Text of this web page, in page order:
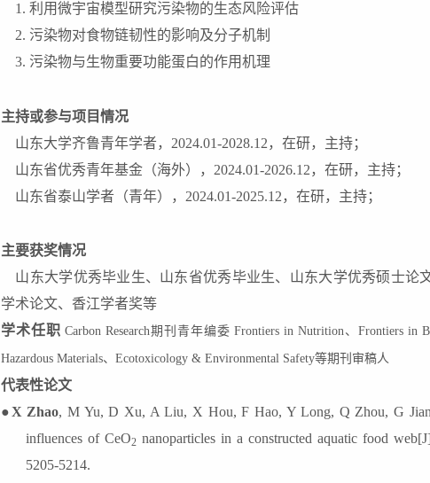
1.利用微宇宙模型研究污染物的生态风险评估
2. 污染物对食物链韧性的影响及分子机制
3. 污染物与生物重要功能蛋白的作用机理
主持或参与项目情况
山东大学齐鲁青年学者， 2024.01-2028.12 ，在研，主持；
山东省优秀青年基金（海外）， 2024.01-2026.12 ，在研，主持；
山东省泰山学者（青年）， 2024.01-2025.12，在研，主持；
主要获奖情况
山东大学优秀毕业生、 山东省优秀毕业生、 山东大学优秀硕士论
学术论文、 香江学者奖等
学术任职 Carbon Research期刊青年编委 Frontiers in Nutrition、Frontiers
Hazardous Materials、Ecotoxicology & Environmental Safety等期刊审稿人
代表性论文
●X Zhao, M Yu, D Xu, A Liu, X Hou, F Hao, Y Long, Q Zhou, G
influences of CeO2 nanoparticles in a constructed aquatic foodw
5205-5214.